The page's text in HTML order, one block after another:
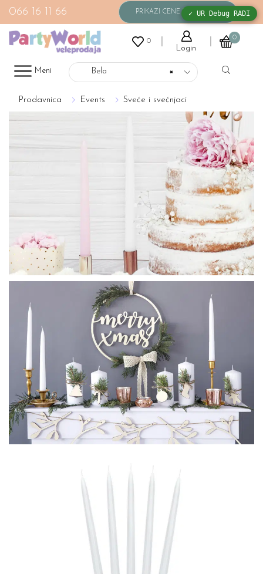
066 16 11 66
0
Login
0
Meni ×
Bela
Prodavnica Events Sveće i svećnjaci
✓ UR Debug RADI